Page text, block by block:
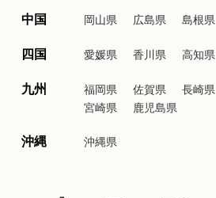
中国 岡山県 広島県 島根県
四国 愛媛県 香川県 高知県
九州 福岡県 佐賀県 長崎県
宮崎県
鹿児島県
沖縄 沖縄県